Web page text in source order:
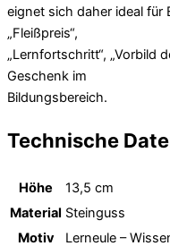
eignet sich daher ideal für
„Fleißpreis“,
„Lernfortschritt“, „Vorbild
Geschenk im
Bildungsbereich.
Technische
Höhe
13,5 cm
Material Steinguss
Motiv
Lerneule –